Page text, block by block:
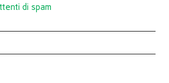
di spam